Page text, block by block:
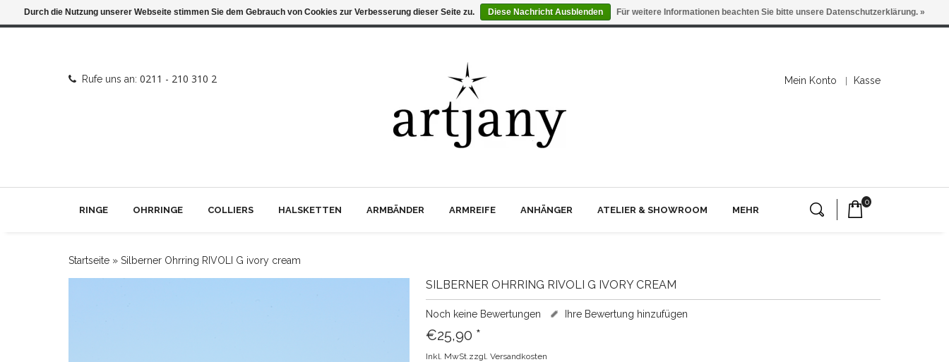
Rufe uns an: 0211 - 210 310 2 Mein Konto Kasse
RINGE OHRRINGE COLLIERS HALSKETTEN ARMBÄNDER ARMREIFE ANHÄNGER ATELIER & SHOWROOM MEHR
0
Startseite » Silberner Ohrring RIVOLI G ivory cream
SILBERNER OHRRING RIVOLI G IVORY CREAM
Noch keine Bewertungen Ihre Bewertung hinzufügen
€25,90 *
Inkl. MwSt.zzgl. Versandkosten
Durch die Nutzung unserer Webseite stimmen Sie dem Gebrauch von Cookies zur Verbesserung dieser Seite zu. Diese Nachricht Ausblenden Für weitere Informationen beachten Sie bitte unsere Datenschutzerklärung. »